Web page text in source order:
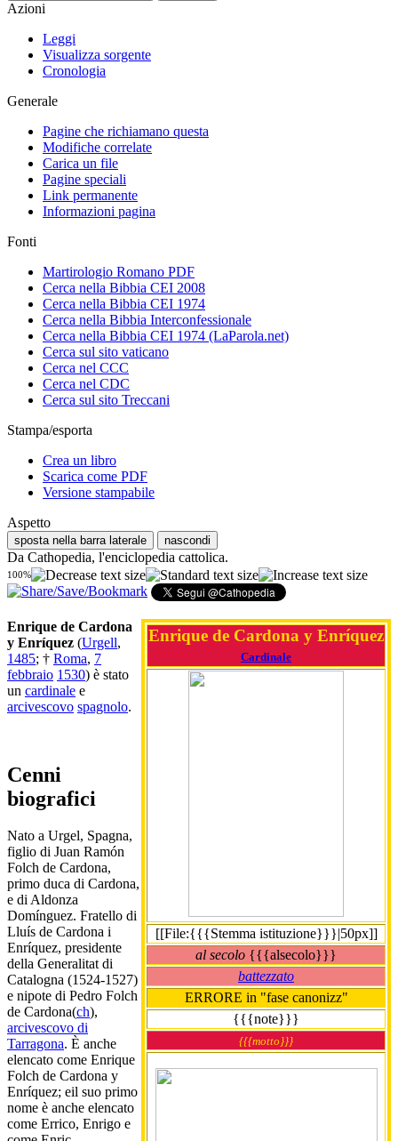
Azioni
Leggi
Visualizza sorgente
Cronologia
Generale
Pagine che richiamano questa
Modifiche correlate
Carica un file
Pagine speciali
Link permanente
Informazioni pagina
Fonti
Martirologio Romano PDF
Cerca nella Bibbia CEI 2008
Cerca nella Bibbia CEI 1974
Cerca nella Bibbia Interconfessionale
Cerca nella Bibbia CEI 1974 (LaParola.net)
Cerca sul sito vaticano
Cerca nel CCC
Cerca nel CDC
Cerca sul sito Treccani
Stampa/esporta
Crea un libro
Scarica come PDF
Versione stampabile
Aspetto
sposta nella barra laterale nascondi
Da Cathopedia, l'enciclopedia cattolica.
100%
Enrique de Cardona y Enríquez
Cardinale
[[File:{{{Stemma istituzione}}}|50px]]
al secolo {{{alsecolo}}}
battezzato
ERRORE in "fase canonizz"
{{{note}}}
{{{motto}}}
Enrique de Cardona
y Enríquez (Urgell,
1485; † Roma, 7
febbraio 1530) è stato
un cardinale e
arcivescovo spagnolo.
Cenni
biografici
Nato a Urgel, Spagna,
figlio di Juan Ramón
Folch de Cardona,
primo duca di Cardona,
e di Aldonza
Domínguez. Fratello di
Lluís de Cardona i
Enríquez, presidente
della Generalitat di
Catalogna (1524-1527)
e nipote di Pedro Folch
de Cardona(ch),
arcivescovo di
Tarragona. È anche
elencato come Enrique
Folch de Cardona y
Enríquez; eil suo primo
nome è anche elencato
come Errico, Enrigo e